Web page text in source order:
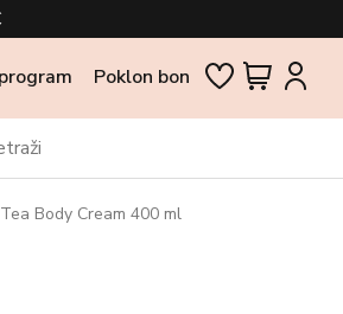
Poklon bon
Body Cream 400 ml